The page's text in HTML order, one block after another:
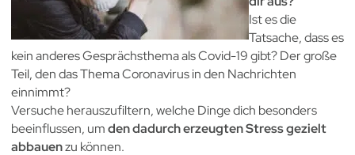
Ist es die
Tatsache, dass es
kein anderes Gesprächsthema als Covid-19 gibt? Der große
Teil, den das Thema Coronavirus in den Nachrichten
einnimmt?
Versuche herauszufiltern, welche Dinge dich besonders
beeinflussen, umden dadurch erzeugten Stress gezielt
abbauenzu können.